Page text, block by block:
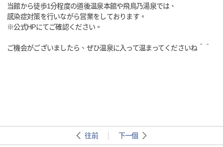
当館から徒歩1分程度の道後温泉本館や飛鳥乃湯泉では、
感染症対策を行いながら営業をしております。
※公式HPにてご確認ください。
ご機会がございましたら、ぜひ温泉に入って温まってくださいね＾＾
往前 下一個